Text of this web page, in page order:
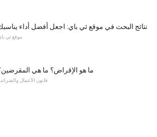
نتائج البحث في موقع ئي باي: اجعل أفضل أداء
موقع ئي
ما هو الإقراض؟ ما هي
قانون الأعمال